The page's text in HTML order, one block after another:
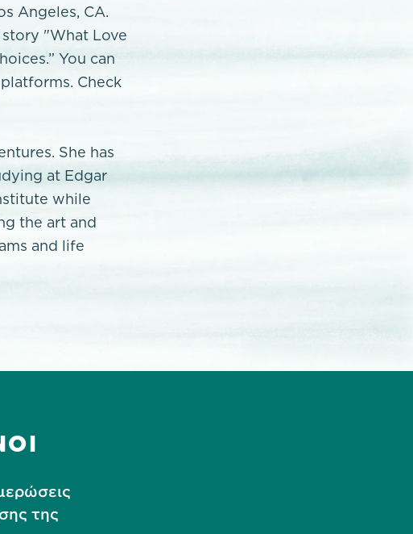
Angeles, CA.
"What Love
You can
Check
She has
at Edgar
while
the art and
and life
της